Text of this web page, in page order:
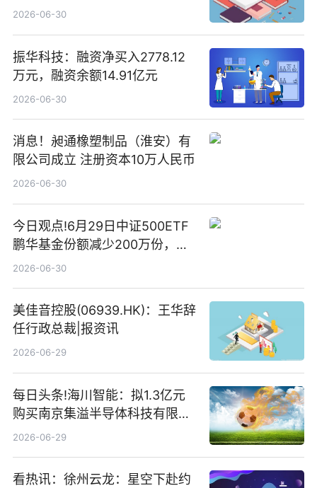
2026-06-30
振华科技：融资净买入2778.12
万元，融资余额14.91亿元
2026-06-30
消息！昶通橡塑制品（淮安）有
限公司成立 注册资本10万人民币
2026-06-30
今日观点!6月29日中证500ETF
鹏华基金份额减少200万份，重
仓股亨通光电、赤峰黄金、佰维
2026-06-30
美佳音控股(06939.HK)：王华辞
任行政总裁|报资讯
2026-06-29
每日头条!海川智能：拟1.3亿元
购买南京集溢半导体科技有限公
司15.3%股权
2026-06-29
看热讯：徐州云龙：星空下赴约